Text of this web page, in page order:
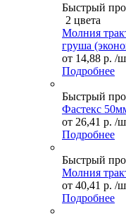
Быстрый
2 цвета
Молния
груша
от 14,88 р. /
Подробнее
Быстрый
Фастекс
от 26,41 р. /
Подробнее
Быстрый
Молния
от 40,41 р. /
Подробнее